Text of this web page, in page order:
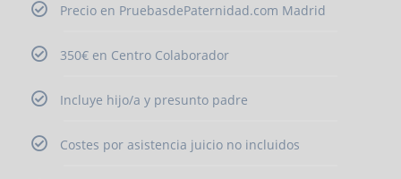
Precio en PruebasdePaternidad.com Madrid
350€ en Centro Colaborador
Incluye hijo/a y presunto padre
Costes por asistencia juicio no incluidos